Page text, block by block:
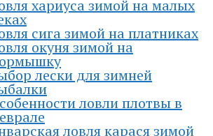
хариуса зимой на малых
сига зимой на платниках
окуня зимой на
лески для зимней
ловли плотвы в
ловля карася зимой